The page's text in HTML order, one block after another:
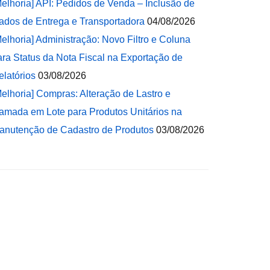
API: Pedidos de Venda – Inclusão de
de Entrega e Transportadora 04/08/2026
Administração: Novo Filtro e Coluna
Status da Nota Fiscal na Exportação de
03/08/2026
Compras: Alteração de Lastro e
em Lote para Produtos Unitários na
de Cadastro de Produtos 03/08/2026